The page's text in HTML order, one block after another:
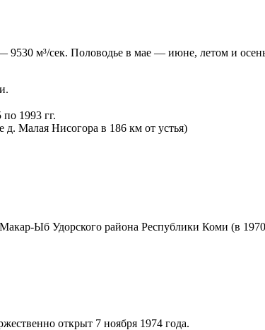
9530 м³/сек. Половодье в мае — июне, летом и
1993 гг.
д. Малая Нисогора в 186 км от устья)
Ыб Удорского района Республики Коми (в
открыт 7 ноября 1974 года.